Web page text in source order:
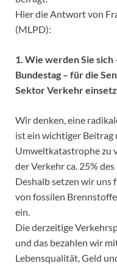
Hier die Antwort von
(MLPD):
1. Wie werden Sie sich
Bundestag – für die
Sektor Verkehr
Wir denken, eine
ist ein wichtiger Beitrag
Umweltkatastrophe zu
der Verkehr ca. 25%
Deshalb setzen wir uns
von fossilen
ein.
Die derzeitige
und das bezahlen wir
Lebensqualität, Geld